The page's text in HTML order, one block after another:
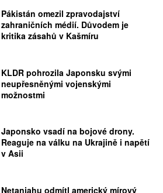
Pákistán omezil zpravodajství
zahraničních médií. Důvodem je
kritika zásahů v Kašmíru
KLDR pohrozila Japonsku svými
neupřesněnými vojenskými
možnostmi
Japonsko vsadí na bojové drony.
Reaguje na válku na Ukrajině i napětí
v Asii
Netanjahu odmítl americký mírový